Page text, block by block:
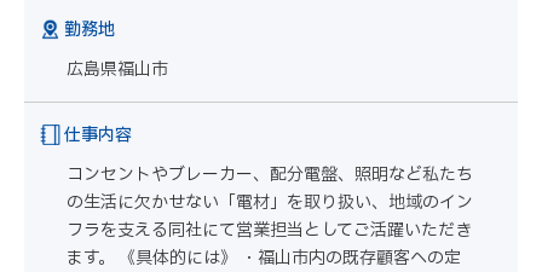
勤務地
広島県福山市
仕事内容
コンセントやブレーカー、配分電盤、照明など私たち
の生活に欠かせない「電材」を取り扱い、地域のイン
フラを支える同社にて営業担当としてご活躍いただき
ます。 《具体的には》 ・福山市内の既存顧客への定